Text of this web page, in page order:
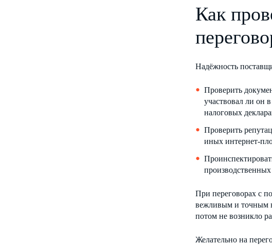
Как
Надёжность
Проверить
участвовал ли он
налоговых
Проверить
иных интернет-
При переговорах с
вежливым и точным
потом не возникло
Желательно на